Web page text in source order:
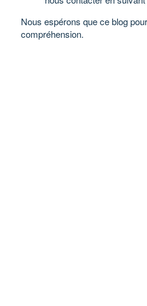
Nous espérons que ce blog
compréhension.